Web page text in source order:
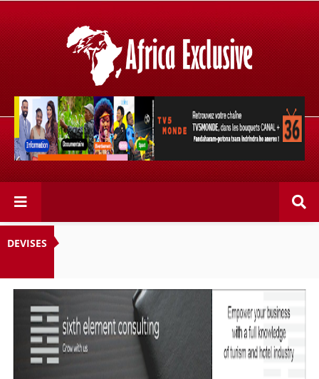
Retrouvez votre chaîne @TV5MONDE, dans les bouquets
CANAL+ 36 . Fandaharam-potoana tsara indrindra ho
anareo!
DEVISES